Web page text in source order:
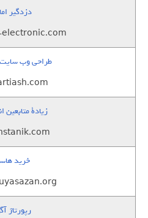
دزدگیر
طراحی وب سایت
زيادة متابعين
خرید
رپورتاژ